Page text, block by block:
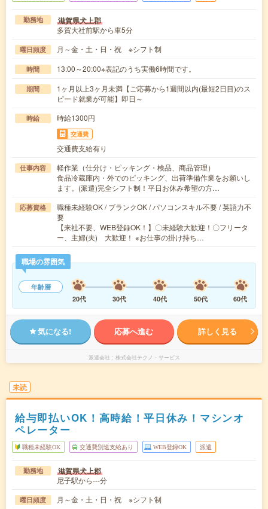
勤務地 滋賀県犬上郡
多賀大社前駅から車5分
曜日頻度 月～金・土・日・祝 ※シフト制
時間 13:00～20:00※表記のうち実働6時間です。
期間
1ヶ月以上3ヶ月未満【ご応募から1週間以内(最短2日目)のス
ピード就業が可能】即日～
時給 時給1300円
交通費
交通費支給有り
仕事内容
軽作業（仕分け・ピッキング・検品、商品管理）
食品冷蔵庫内・外でのピッキング、出荷準備作業をお願いし
ます。(派遣)完全シフト制！平日お休み希望の方…
応募資格
職種未経験OK / ブランクOK / パソコンスキル不要 / 英語力不
要
【来社不要、WEB登録OK！】〇未経験大歓迎！〇フリータ
ー、主婦(夫) 大歓迎！ ※お仕事の掛け持ち…
職場の雰囲気
年齢層
20代
30代 40代 50代 60代
気になる! 応募へ進む 詳しく見る
派遣会社 株式会社テクノ・サービス
未読
給与即払いOK！高時給！平日休み！マシンオ
ペレーター
職種未経験OK 交通費別途支給あり WEB登録OK 派遣
勤務地 滋賀県犬上郡
尼子駅から---分
曜日頻度 月～金・土・日・祝 ※シフト制